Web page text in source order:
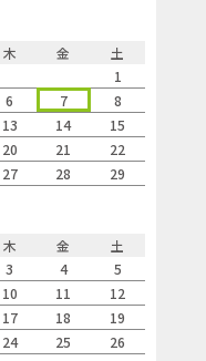
木 金
土
1
6 7
8
13 14
15
20 21
22
27 28
29
木 金
土
3 4
5
10 11
12
17 18
19
24 25
26